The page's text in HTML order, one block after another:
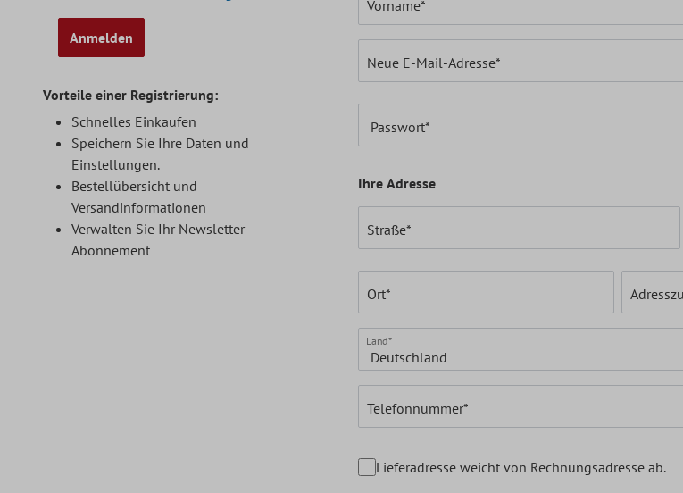
Anmelden
Vorteile einer Registrierung:
Schnelles Einkaufen
Speichern Sie Ihre Daten und
Einstellungen.
Bestellübersicht und
Versandinformationen
Verwalten Sie Ihr Newsletter-
Abonnement
Vorname*
Neue E-Mail-Adresse*
Passwort*
Ihre Adresse
Straße*
Ort*
Land*
Telefonnummer*
Lieferadresse weicht von Rechnungsadresse ab.